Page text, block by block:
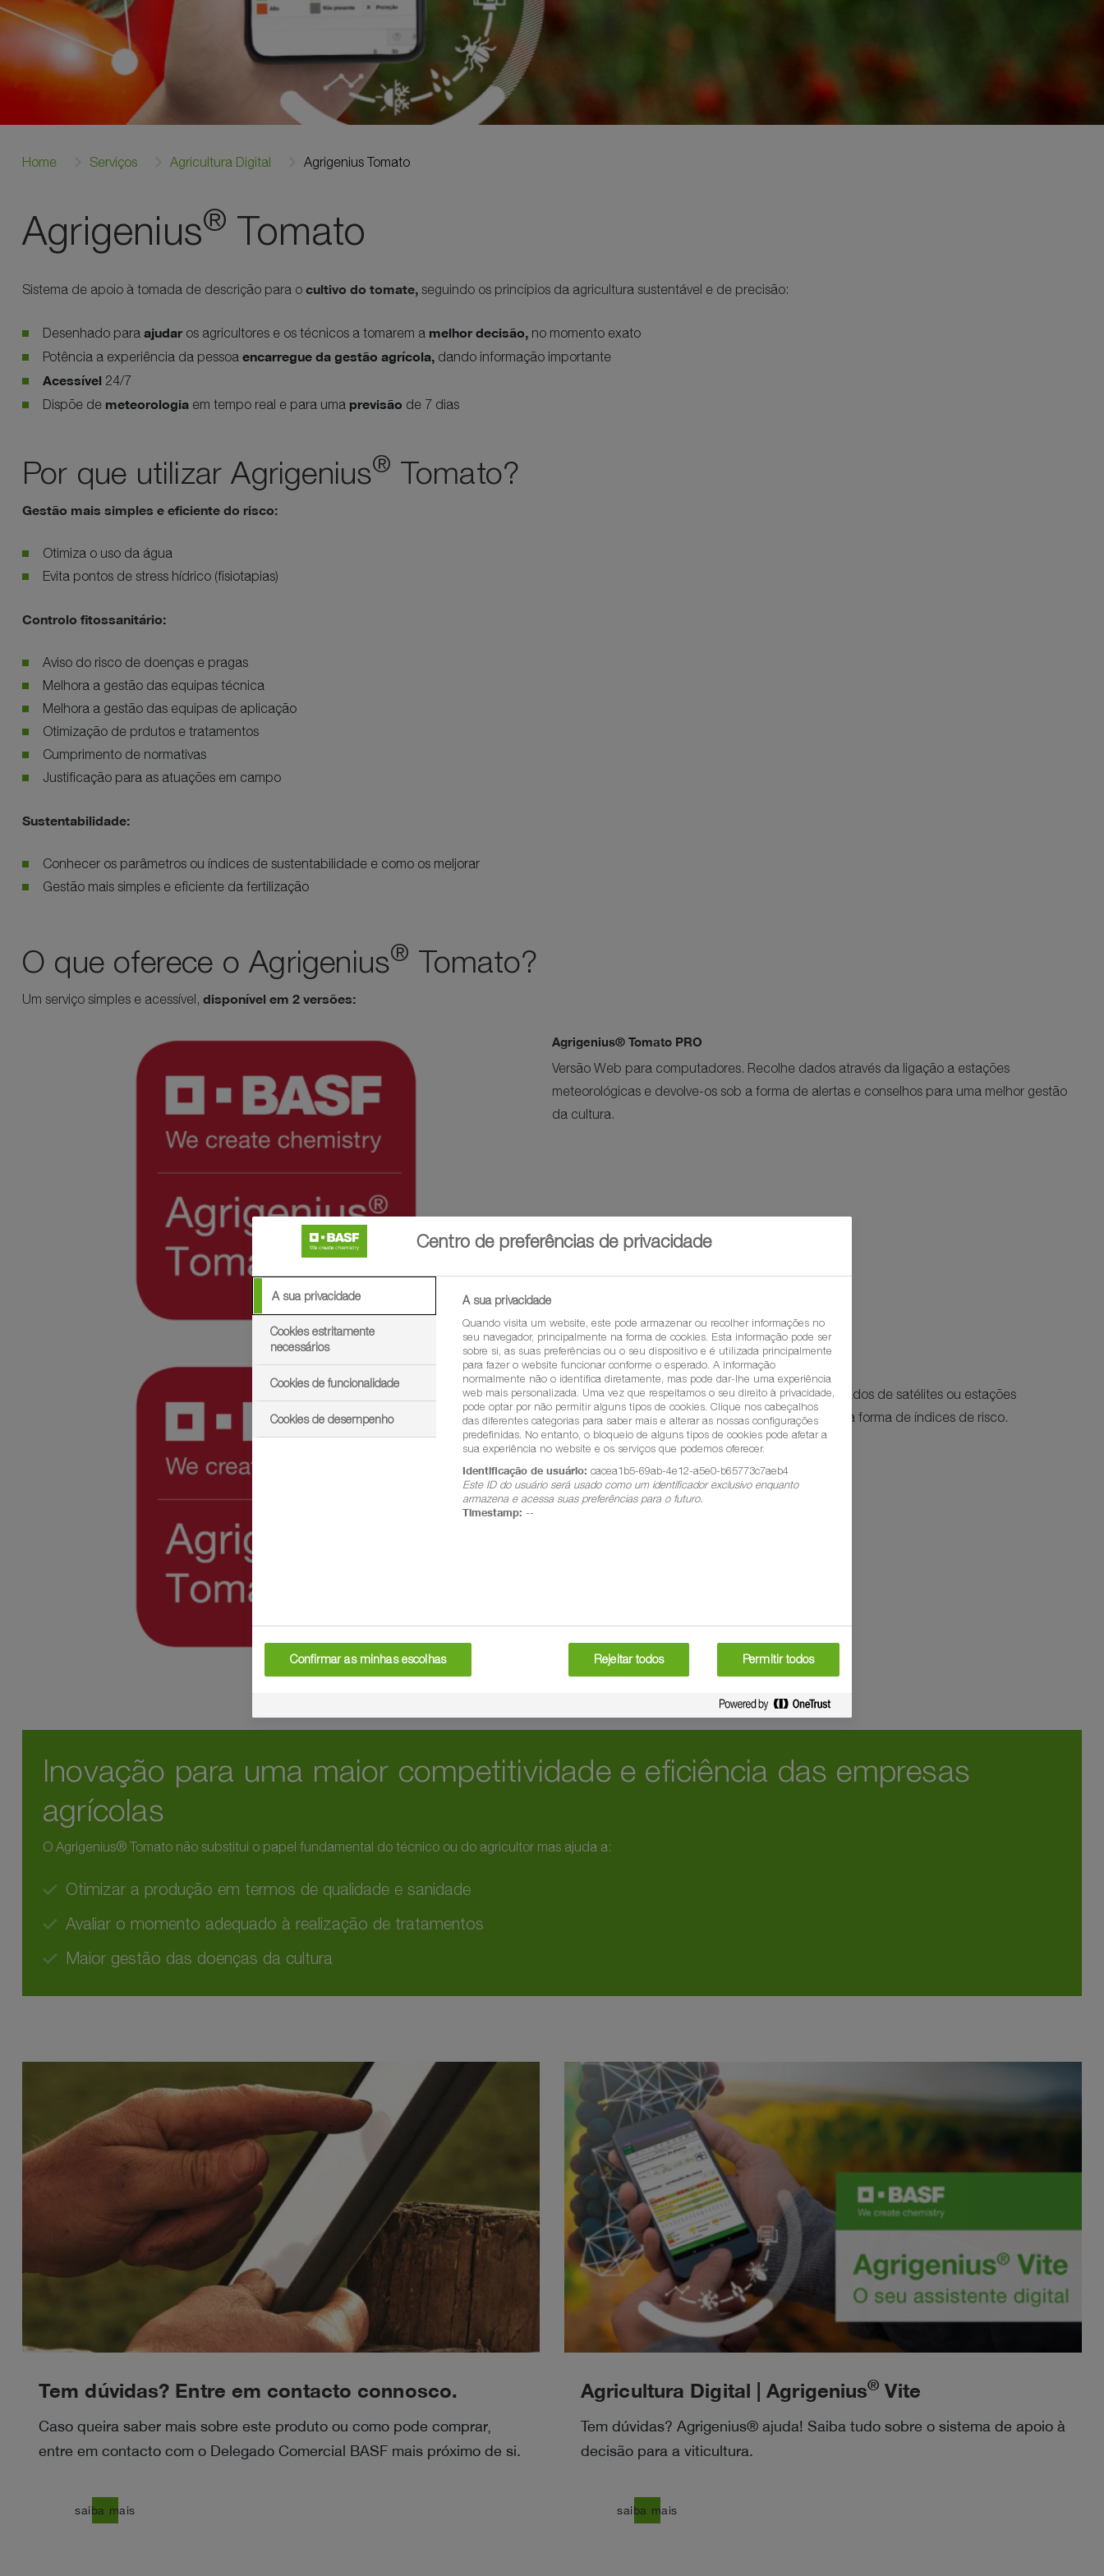
Home Serviços Agricultura Digital Agrigenius Tomato
Agrigenius® Tomato
Sistema de apoio à tomada de descrição para o cultivo do tomate, seguindo os princípios da agricultura sustentável e de precisão:
Desenhado para ajudar os agricultores e os técnicos a tomarem a melhor decisão, no momento exato
Potência a experiência da pessoa encarregue da gestão agrícola, dando informação importante
Acessível 24/7
Dispõe de meteorologia em tempo real e para uma previsão de 7 dias
Por que utilizar Agrigenius® Tomato?
Gestão mais simples e eficiente do risco:
Otimiza o uso da água
Evita pontos de stress hídrico (fisiotapias)
Controlo fitossanitário:
Aviso do risco de doenças e pragas
Melhora a gestão das equipas técnica
Melhora a gestão das equipas de aplicação
Otimização de prdutos e tratamentos
Cumprimento de normativas
Justificação para as atuações em campo
Sustentabilidade:
Conhecer os parâmetros ou índices de sustentabilidade e como os meljorar
Gestão mais simples e eficiente da fertilização
O que oferece o Agrigenius® Tomato?
Um serviço simples e acessível, disponível em 2 versões:
Agrigenius® Tomato PRO
Versão Web para computadores. Recolhe dados através da ligação a estações
meteorológicas e devolve-os sob a forma de alertas e conselhos para uma melhor gestão
da cultura.
Agrigenius® Tomato GO
Versão APP para smartphones e tablets. Recolhe dados de satélites ou estações
meteorológicas e fornece informação sintética sob a forma de índices de risco.
Inovação para uma maior competitividade e eficiência das empresas
agrícolas
O Agrigenius® Tomato não substitui o papel fundamental do técnico ou do agricultor mas ajuda a:
Otimizar a produção em termos de qualidade e sanidade
Avaliar o momento adequado à realização de tratamentos
Maior gestão das doenças da cultura
Tem dúvidas? Entre em contacto connosco.
Caso queira saber mais sobre este produto ou como pode comprar,
entre em contacto com o Delegado Comercial BASF mais próximo de si.
saiba mais
Agricultura Digital | Agrigenius® Vite
Tem dúvidas? Agrigenius® ajuda! Saiba tudo sobre o sistema de apoio à
decisão para a viticultura.
saiba mais
Centro de preferências de privacidade
A sua privacidade
Cookies estritamente
necessários
Cookies de funcionalidade
Cookies de desempenho
A sua privacidade
Quando visita um website, este pode armazenar ou recolher informações no
seu navegador, principalmente na forma de cookies. Esta informação pode ser
sobre si, as suas preferências ou o seu dispositivo e é utilizada principalmente
para fazer o website funcionar conforme o esperado. A informação
normalmente não o identifica diretamente, mas pode dar-lhe uma experiência
web mais personalizada. Uma vez que respeitamos o seu direito à privacidade,
pode optar por não permitir alguns tipos de cookies. Clique nos cabeçalhos
das diferentes categorias para saber mais e alterar as nossas configurações
predefinidas. No entanto, o bloqueio de alguns tipos de cookies pode afetar a
sua experiência no website e os serviços que podemos oferecer.
Identificação de usuário: cacea1b5-69ab-4e12-a5e0-b65773c7aeb4
Este ID do usuário será usado como um identificador exclusivo enquanto
armazena e acessa suas preferências para o futuro.
Timestamp: --
Confirmar as minhas escolhas Rejeitar todos Permitir todos